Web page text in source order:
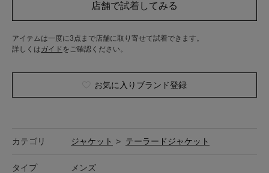
アイテムは一度に3点まで店舗に取り寄せて試着できます。
詳しくはガイド をご確認ください。
お気に入りブランド登録
カテゴリ ジャケット > テーラードジャケット
タイプ メンズ